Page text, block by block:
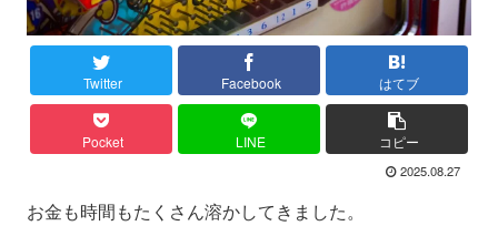
Twitter Facebook はてブ
Pocket LINE コピー
2025.08.27
お金も時間もたくさん溶かしてきました。